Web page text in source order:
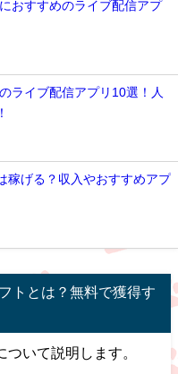
おすすめのライブ配信アプ
ライブ配信アプリ10選！人
稼げる？収入やおすすめアプ
トとは？無料で獲得す
いて説明します。